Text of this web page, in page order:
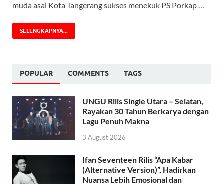
muda asal Kota Tangerang sukses menekuk PS Porkap …
SELENGKAPNYA...
POPULAR COMMENTS TAGS
UNGU Rilis Single Utara – Selatan,
Rayakan 30 Tahun Berkarya dengan
Lagu Penuh Makna
3 August 2026
Ifan Seventeen Rilis “Apa Kabar
(Alternative Version)”, Hadirkan
Nuansa Lebih Emosional dan